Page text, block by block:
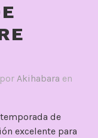
por Akihabara en
de
excelente para